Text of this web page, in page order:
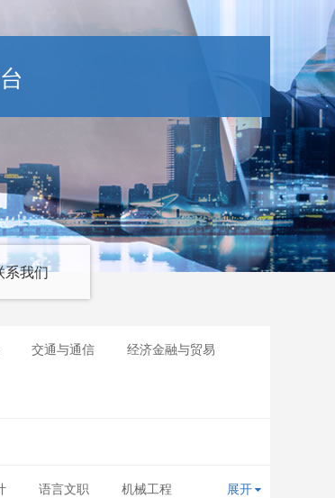
我们
交通与通信 经济金融与贸易
语言文职 机械工程 展开